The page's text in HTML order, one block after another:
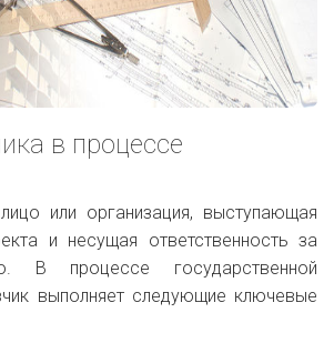
в процессе
или организация, выступающая
и несущая ответственность за
В процессе государственной
выполняет следующие ключевые